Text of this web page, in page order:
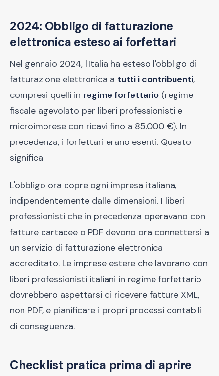
2024: Obbligo di fatturazione
elettronica esteso ai forfettari
Nel gennaio 2024, l'Italia ha esteso l'obbligo di
fatturazione elettronica a tutti i contribuenti,
compresi quelli in regime forfettario (regime
fiscale agevolato per liberi professionisti e
microimprese con ricavi fino a 85.000 €). In
precedenza, i forfettari erano esenti. Questo
significa:
L'obbligo ora copre ogni impresa italiana,
indipendentemente dalle dimensioni. I liberi
professionisti che in precedenza operavano con
fatture cartacee o PDF devono ora connettersi a
un servizio di fatturazione elettronica
accreditato. Le imprese estere che lavorano con
liberi professionisti italiani in regime forfettario
dovrebbero aspettarsi di ricevere fatture XML,
non PDF, e pianificare i propri processi contabili
di conseguenza.
Checklist pratica prima di aprire